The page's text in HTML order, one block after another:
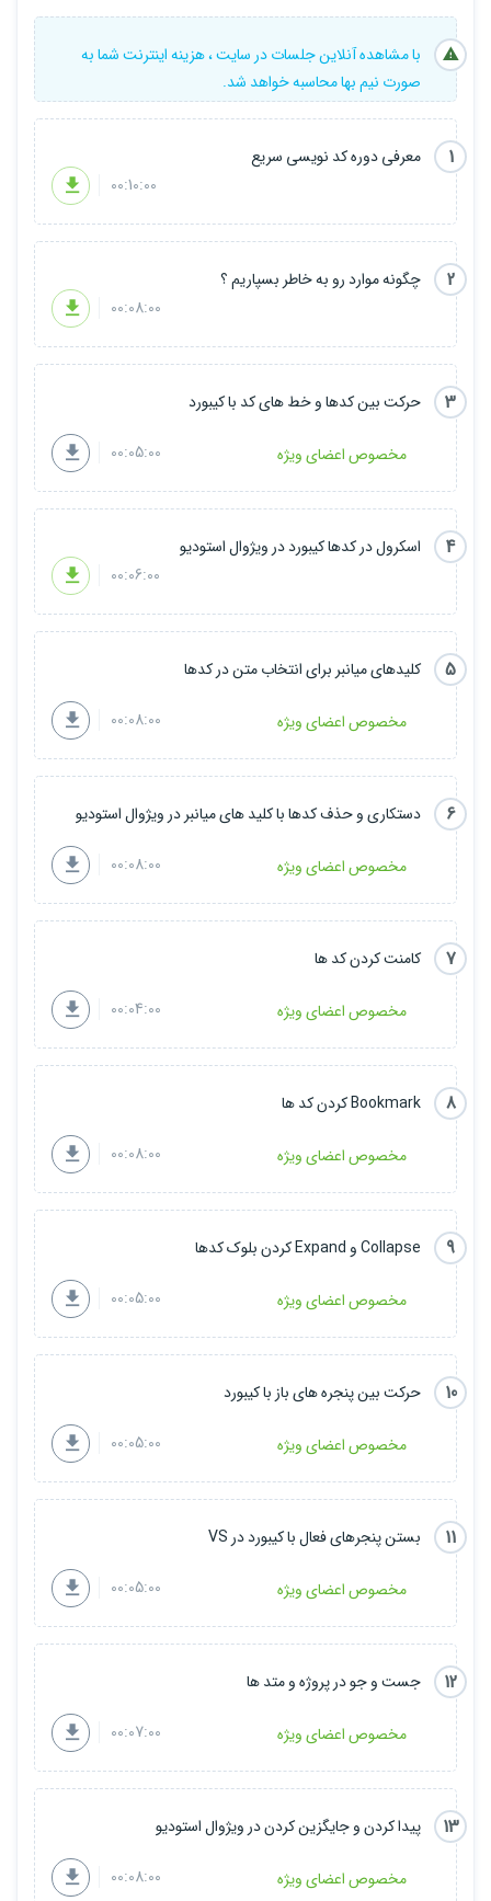
با مشاهده آنلاین جلسات در سایت ، هزینه اینترنت شما به
صورت نیم بها محاسبه خواهد شد.
1
معرفی دوره کد نویسی سریع
00:10:00
2
چگونه موارد رو به خاطر بسپاریم ؟
00:08:00
3 حرکت بین کدها و خط های کد با کیبورد
مخصوص اعضای ویژه 00:05:00
4
اسکرول در کدها کیبورد در ویژوال استودیو
00:06:00
5 کلیدهای میانبر برای انتخاب متن در کدها
مخصوص اعضای ویژه 00:08:00
6 دستکاری و حذف کدها با کلید های میانبر در ویژوال استودیو
مخصوص اعضای ویژه 00:08:00
7 کامنت کردن کد ها
مخصوص اعضای ویژه 00:04:00
8 Bookmark کردن کد ها
مخصوص اعضای ویژه 00:08:00
9 Collapse و Expand کردن بلوک کدها
مخصوص اعضای ویژه 00:05:00
10 حرکت بین پنجره های باز با کیبورد
مخصوص اعضای ویژه 00:05:00
11 بستن پنجرهای فعال با کیبورد در VS
مخصوص اعضای ویژه 00:05:00
12 جست و جو در پروژه و متد ها
مخصوص اعضای ویژه 00:07:00
13 پیدا کردن و جایگزین کردن در ویژوال استودیو
مخصوص اعضای ویژه 00:08:00